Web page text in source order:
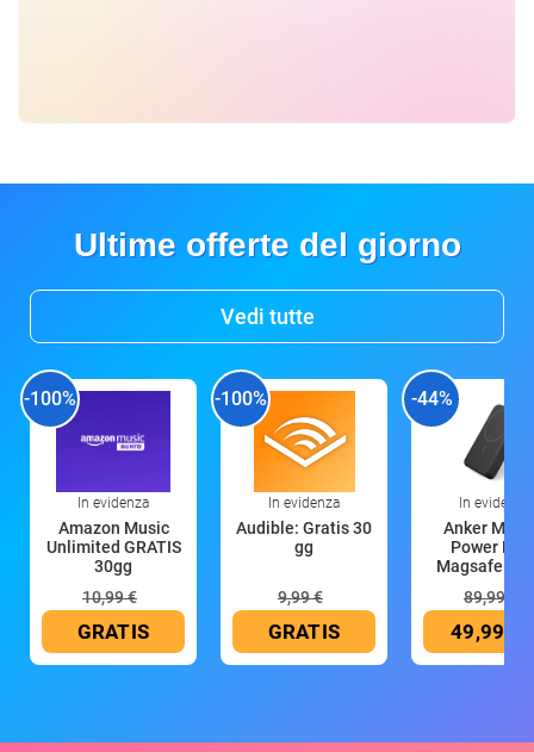
Ultime offerte del giorno
Vedi tutte
-100%
In evidenza
Amazon Music
Unlimited GRATIS
30gg
10,99 €
GRATIS
-100%
In evidenza
Audible: Gratis 30
gg
9,99 €
GRATIS
-44%
In evidenza
Anker
Power
Magsafe
89,99 €
49,99 €